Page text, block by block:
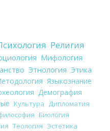
Религия
Мифология
Этнология Этика
Языкознание
Демография
Культура
Дипломатия
Биология
Теология Эстетика